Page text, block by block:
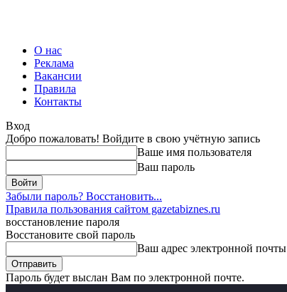
О нас
Реклама
Вакансии
Правила
Контакты
Вход
Добро пожаловать! Войдите в свою учётную запись
Ваше имя пользователя
Ваш пароль
Забыли пароль? Восстановить...
Правила пользования сайтом gazetabiznes.ru
восстановление пароля
Восстановите свой пароль
Ваш адрес электронной почты
Пароль будет выслан Вам по электронной почте.